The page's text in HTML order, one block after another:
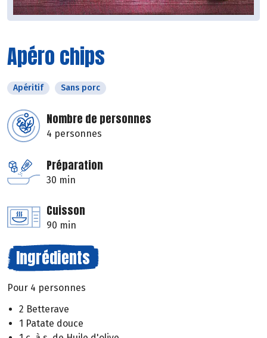
Apéro chips
Apéritif Sans porc
Nombre de personnes
4 personnes
Préparation
30 min
Cuisson
90 min
Ingrédients
Pour 4 personnes
2 Betterave
1 Patate douce